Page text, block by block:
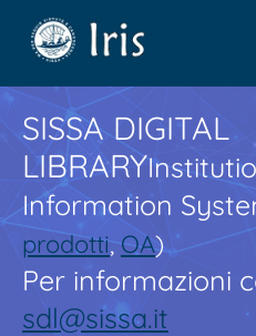
SISSA DIGITAL
LIBRARY
Information
prodotti,OA)
Per informazioni
sdl@sissa.it